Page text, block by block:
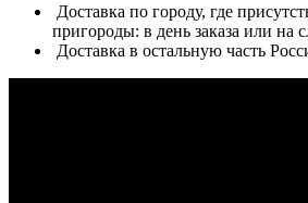
Доставка по городу, где
пригороды: в день заказа или на
Доставка в остальную часть